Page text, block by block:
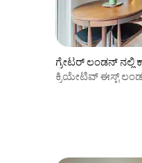
ಗ್ರೇಟರ್ ಲಂಡನ್ ನಲ್ಲಿ
ಕ್ರಿಯೇಟಿವ್ ಈಸ್ಟ್